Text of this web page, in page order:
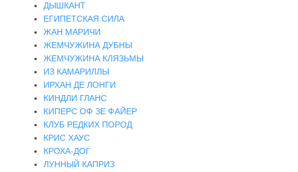
ДЫШКАНТ
ЕГИПЕТСКАЯ СИЛА
ЖАН МАРИЧИ
ЖЕМЧУЖИНА ДУБНЫ
ЖЕМЧУЖИНА КЛЯЗЬМЫ
ИЗ КАМАРИЛЛЫ
ИРХАН ДЕ ЛОНГИ
КИНДЛИ ГЛАНС
КИПЕРС ОФ ЗЕ ФАЙЕР
КЛУБ РЕДКИХ ПОРОД
КРИС ХАУС
КРОХА-ДОГ
ЛУННЫЙ КАПРИЗ